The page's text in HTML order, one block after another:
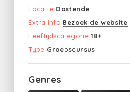
Locatie Oostende
Extra info Bezoek de website
Leeftijdscategorie 18+
Type Groepscursus
Genres